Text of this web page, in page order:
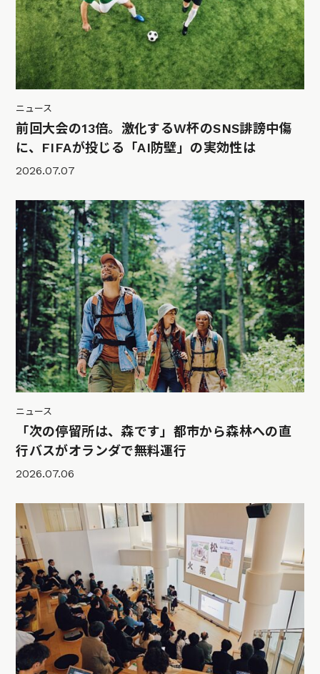
ニュース
前回大会の13倍。激化するW杯のSNS誹謗中傷
に、FIFAが投じる「AI防壁」の実効性は
2026.07.07
ニュース
「次の停留所は、森です」都市から森林への直
行バスがオランダで無料運行
2026.07.06